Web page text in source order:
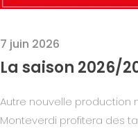
7 juin 2026
La saison 2026/
Autre nouvelle production
Monteverdi profitera des